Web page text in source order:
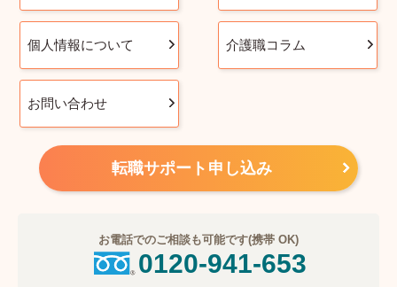
個人情報について 介護職コラム
お問い合わせ
転職サポート申し込み
お電話でのご相談も可能です(携帯 OK)
0120-941-653